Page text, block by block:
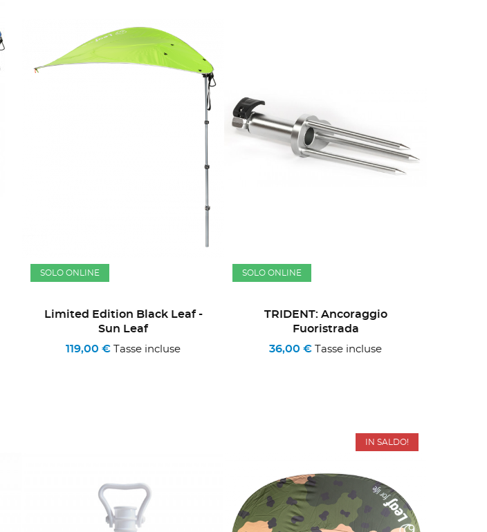
SOLO ONLINE
Limited Edition Black Leaf -
Sun Leaf
119,00 € Tasse incluse
SOLO ONLINE
TRIDENT: Ancoraggio
Fuoristrada
36,00 € Tasse incluse
IN SALDO!